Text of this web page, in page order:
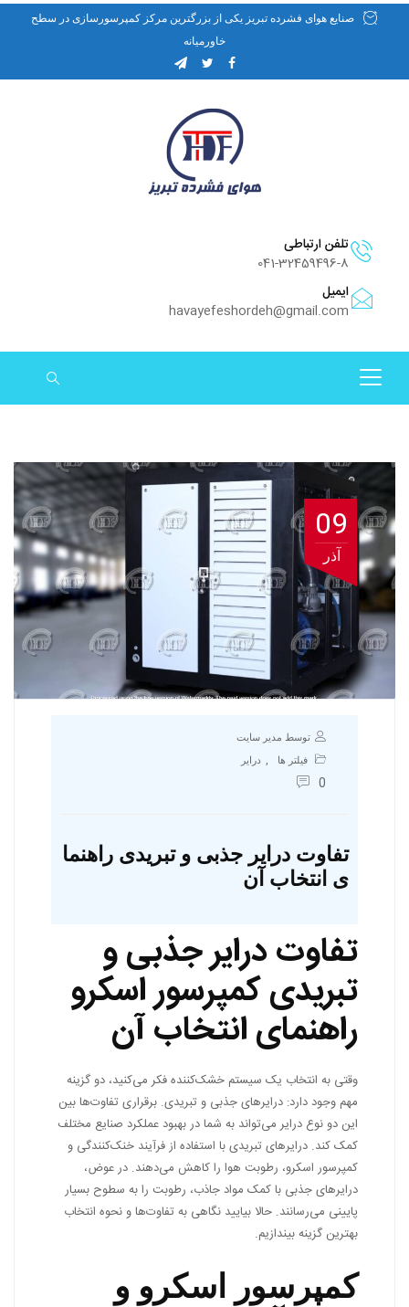
صنایع هوای فشرده تبریز یکی از بزرگترین مرکز کمپرسورسازی در سطح
خاورمیانه
تلفن ارتباطی
041-32459496-8
ایمیل
havayefeshordeh@gmail.com
09
آذر
توسط مدیر سایت
فیلتر ها
, درایر
0
تفاوت درایر جذبی و تبریدی راهنما
ی انتخاب آن
تفاوت درایر جذبی و
تبریدی کمپرسور اسکرو
راهنمای انتخاب آن
وقتی به انتخاب یک سیستم خشک‌کننده فکر می‌کنید، دو گزینه
مهم وجود دارد: درایرهای جذبی و تبریدی. برقراری تفاوت‌ها بین
این دو نوع درایر می‌تواند به شما در بهبود عملکرد صنایع مختلف
کمک کند. درایرهای تبریدی با استفاده از فرآیند خنک‌کنندگی و
کمپرسور اسکرو، رطوبت هوا را کاهش می‌دهند. در عوض،
درایرهای جذبی با کمک مواد جاذب، رطوبت را به سطوح بسیار
پایینی می‌رسانند. حالا بیایید نگاهی به تفاوت‌ها و نحوه انتخاب
بهترین گزینه بیندازیم.
کمپرسور اسکرو و